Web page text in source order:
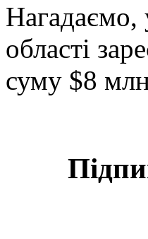
Нагадаємо,
області
суму $8